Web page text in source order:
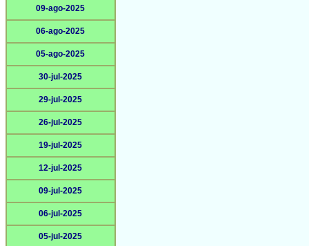
09-ago-2025
06-ago-2025
05-ago-2025
30-jul-2025
29-jul-2025
26-jul-2025
19-jul-2025
12-jul-2025
09-jul-2025
06-jul-2025
05-jul-2025